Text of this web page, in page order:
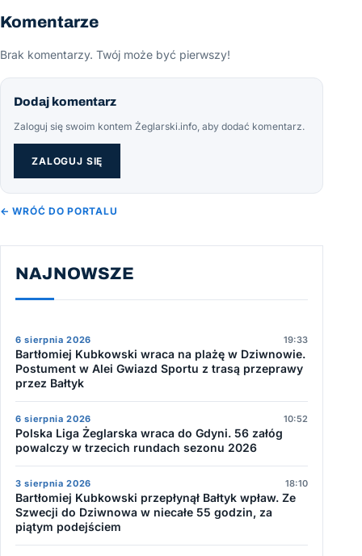
Komentarze
Brak komentarzy. Twój może być pierwszy!
Dodaj komentarz
Zaloguj się swoim kontem Żeglarski.info, aby dodać komentarz.
ZALOGUJ SIĘ
← WRÓĆ DO PORTALU
NAJNOWSZE
6 sierpnia 2026 19:33
Bartłomiej Kubkowski wraca na plażę w Dziwnowie.
Postument w Alei Gwiazd Sportu z trasą przeprawy
przez Bałtyk
6 sierpnia 2026 10:52
Polska Liga Żeglarska wraca do Gdyni. 56 załóg
powalczy w trzecich rundach sezonu 2026
3 sierpnia 2026 18:10
Bartłomiej Kubkowski przepłynął Bałtyk wpław. Ze
Szwecji do Dziwnowa w niecałe 55 godzin, za
piątym podejściem